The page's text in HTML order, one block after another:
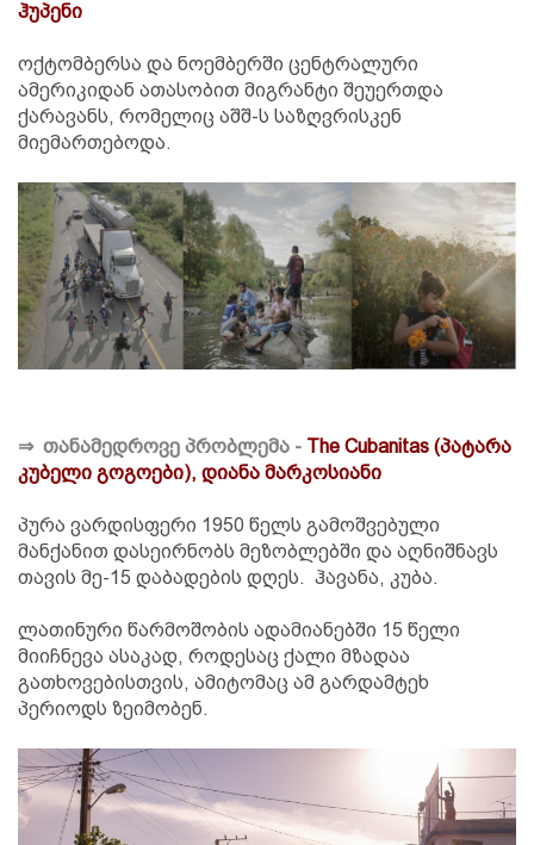
ჰუპენი
ოქტომბერსა და ნოემბერში ცენტრალური
ამერიკიდან ათასობით მიგრანტი შეუერთდა
ქარავანს, რომელიც აშშ-ს საზღვრისკენ
მიემართებოდა.
⇒ თანამედროვე პრობლემა - The Cubanitas (პატარა
კუბელი გოგოები), დიანა მარკოსიანი
პურა ვარდისფერი 1950 წელს გამოშვებული
მანქანით დასეირნობს მეზობლებში და აღნიშნავს
თავის მე-15 დაბადების დღეს. ჰავანა, კუბა.
ლათინური წარმოშობის ადამიანებში 15 წელი
მიიჩნევა ასაკად, როდესაც ქალი მზადაა
გათხოვებისთვის, ამიტომაც ამ გარდამტეხ
პერიოდს ზეიმობენ.